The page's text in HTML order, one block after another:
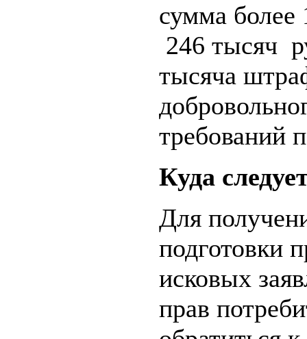
сумма более
246 тысяч
тысяча
требований
Куда
Для
подготовки
исковых
прав